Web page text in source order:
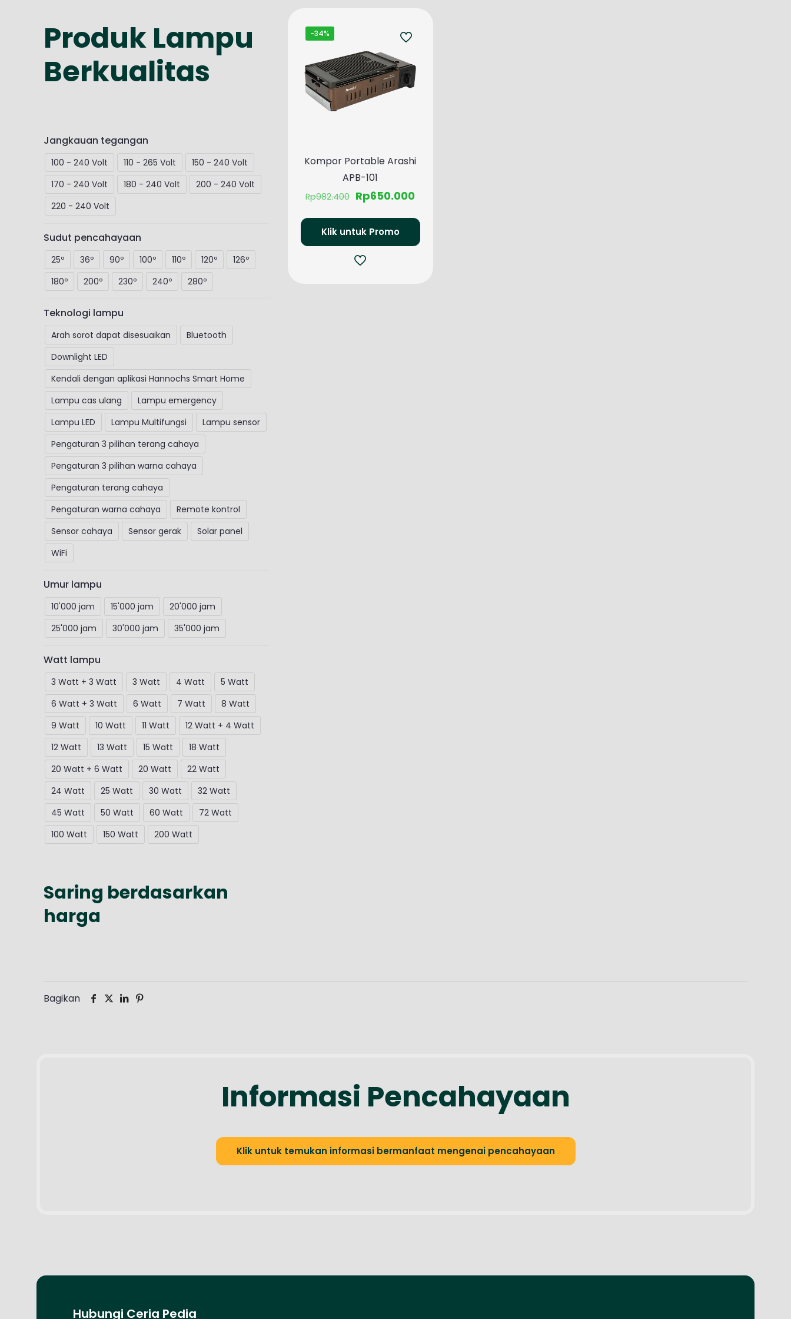
Produk Lampu
Berkualitas
Jangkauan tegangan
100 - 240 Volt 110 - 265 Volt
150 - 240 Volt
170 - 240 Volt
180 - 240 Volt
200 - 240 Volt
220 - 240 Volt
Sudut pencahayaan
25º 36º 90º 100º 110º 120º
126º
180º
200º 230º 240º 280º
Teknologi lampu
Arah sorot dapat disesuaikan
Bluetooth
Downlight LED
Kendali dengan aplikasi Hannochs Smart Home
Lampu cas ulang
Lampu emergency
Lampu LED
Lampu Multifungsi
Lampu sensor
Pengaturan 3 pilihan terang cahaya
Pengaturan 3 pilihan warna cahaya
Pengaturan terang cahaya
Pengaturan warna cahaya
Remote kontrol
Sensor cahaya
Sensor gerak
Solar panel
WiFi
Umur lampu
10'000 jam 15'000 jam
20'000 jam
25'000 jam
30'000 jam 35'000 jam
Watt lampu
3 Watt + 3 Watt 3 Watt 4 Watt
5 Watt
6 Watt + 3 Watt
6 Watt 7 Watt
8 Watt
9 Watt
10 Watt 11 Watt
12 Watt + 4 Watt
12 Watt
13 Watt 15 Watt
18 Watt
20 Watt + 6 Watt
20 Watt
22 Watt
24 Watt
25 Watt 30 Watt
32 Watt
45 Watt
50 Watt 60 Watt
72 Watt
100 Watt
150 Watt 200 Watt
Saring berdasarkan
harga
-34%
Kompor Portable Arashi
APB-101
Rp982.400 Harga
adalah:
Rp982.400.
Rp650.000Harga
ini
adalah:
Klik untuk Promo
Bagikan
Informasi Pencahayaan
Klik untuk temukan informasi bermanfaat mengenai pencahayaan
Hubungi Ceria Pedia